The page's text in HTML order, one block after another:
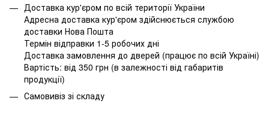
Доставка кур'єром по всій території України
Адресна доставка кур'єром здійснюється службою
доставки Нова Пошта
Термін відправки 1-5 робочих дні
Доставка замовлення до дверей (працює по всій Україні)
Вартість: від 350 грн (в залежності від габаритів
продукції)
Самовивіз зі складу